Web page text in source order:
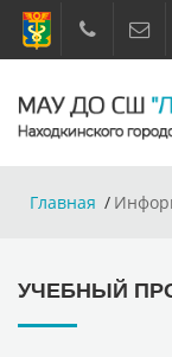
Главная
УЧЕБНЫЙ